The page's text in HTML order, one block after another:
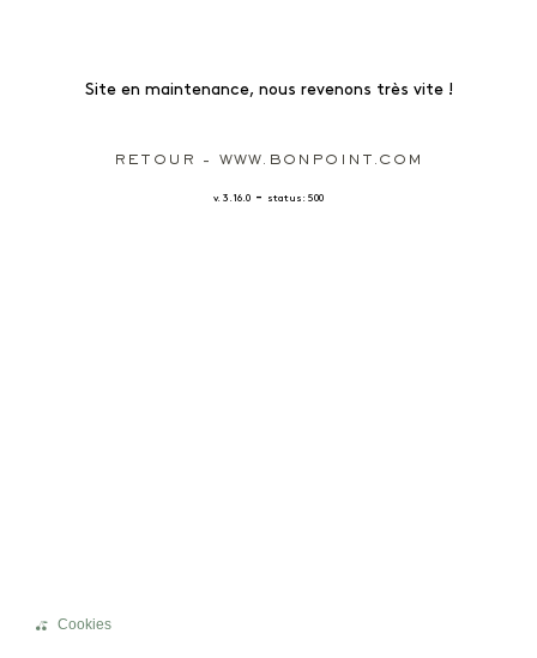
Site en maintenance, nous revenons très vite !
RETOUR - WWW.BONPOINT.COM
v. 3.16.0 - status: 500